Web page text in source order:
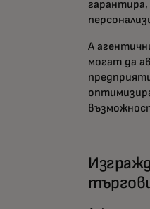
А
могат да